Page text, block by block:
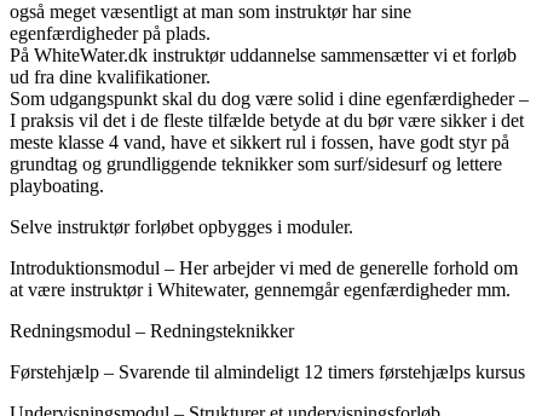
også meget væsentligt at man som instruktør har sine
egenfærdigheder på plads.
På WhiteWater.dk instruktør uddannelse sammensætter vi et forløb
ud fra dine kvalifikationer.
Som udgangspunkt skal du dog være solid i dine egenfærdigheder –
I praksis vil det i de fleste tilfælde betyde at du bør være sikker i det
meste klasse 4 vand, have et sikkert rul i fossen, have godt styr på
grundtag og grundliggende teknikker som surf/sidesurf og lettere
playboating.
Selve instruktør forløbet opbygges i moduler.
Introduktionsmodul – Her arbejder vi med de generelle forhold om
at være instruktør i Whitewater, gennemgår egenfærdigheder mm.
Redningsmodul – Redningsteknikker
Førstehjælp – Svarende til almindeligt 12 timers førstehjælps kursus